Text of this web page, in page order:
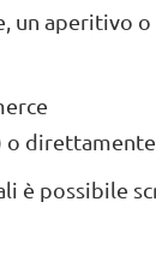
un aperitivo
o
è possibile